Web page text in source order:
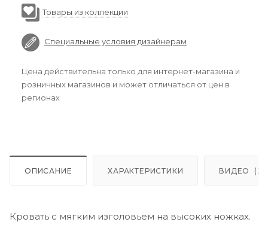
Товары из коллекции
Специальные условия дизайнерам
Цена действительна только для интернет-магазина и
розничных магазинов и может отличаться от цен в
регионах
ОПИСАНИЕ ХАРАКТЕРИСТИКИ ВИДЕО (2)
Кровать с мягким изголовьем на высоких ножках.